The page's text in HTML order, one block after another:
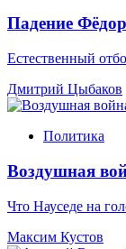
Падение
Естественный
Дмитрий Цыбаков
Политика
Воздушная
Что Науседе на
Максим Кустов